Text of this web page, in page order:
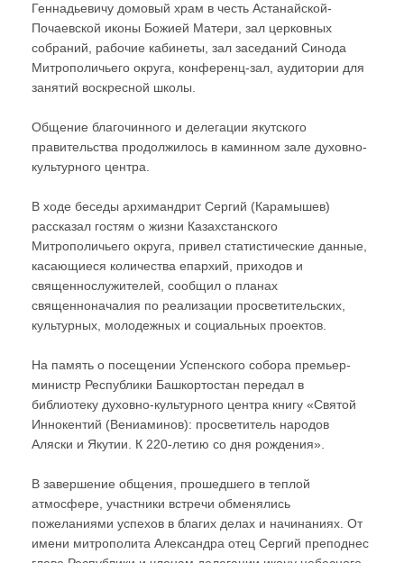
Геннадьевичу домовый храм в честь Астанайской-
Почаевской иконы Божией Матери, зал церковных
собраний, рабочие кабинеты, зал заседаний Синода
Митрополичьего округа, конференц-зал, аудитории для
занятий воскресной школы.
Общение благочинного и делегации якутского
правительства продолжилось в каминном зале духовно-
культурного центра.
В ходе беседы архимандрит Сергий (Карамышев)
рассказал гостям о жизни Казахстанского
Митрополичьего округа, привел статистические данные,
касающиеся количества епархий, приходов и
священнослужителей, сообщил о планах
священноначалия по реализации просветительских,
культурных, молодежных и социальных проектов.
На память о посещении Успенского собора премьер-
министр Республики Башкортостан передал в
библиотеку духовно-культурного центра книгу «Святой
Иннокентий (Вениаминов): просветитель народов
Аляски и Якутии. К 220-летию со дня рождения».
В завершение общения, прошедшего в теплой
атмосфере, участники встречи обменялись
пожеланиями успехов в благих делах и начинаниях. От
имени митрополита Александра отец Сергий преподнес